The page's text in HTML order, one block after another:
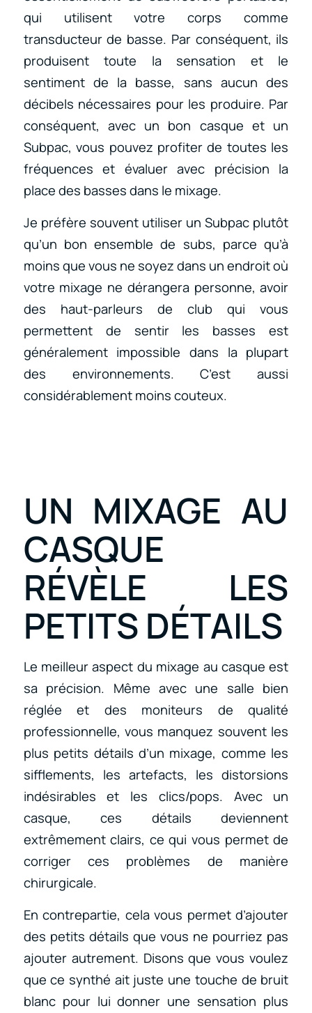
qui utilisent votre corps comme
transducteur de basse. Par conséquent, ils
produisent toute la sensation et le
sentiment de la basse, sans aucun des
décibels nécessaires pour les produire. Par
conséquent, avec un bon casque et un
Subpac, vous pouvez profiter de toutes les
fréquences et évaluer avec précision la
place des basses dans le mixage.
Je préfère souvent utiliser un Subpac plutôt
qu’un bon ensemble de subs, parce qu’à
moins que vous ne soyez dans un endroit où
votre mixage ne dérangera personne, avoir
des haut-parleurs de club qui vous
permettent de sentir les basses est
généralement impossible dans la plupart
des environnements. C’est aussi
considérablement moins couteux.
UN MIXAGE AU
CASQUE
RÉVÈLE LES
PETITS DÉTAILS
Le meilleur aspect du mixage au casque est
sa précision. Même avec une salle bien
réglée et des moniteurs de qualité
professionnelle, vous manquez souvent les
plus petits détails d’un mixage, comme les
sifflements, les artefacts, les distorsions
indésirables et les clics/pops. Avec un
casque, ces détails deviennent
extrêmement clairs, ce qui vous permet de
corriger ces problèmes de manière
chirurgicale.
En contrepartie, cela vous permet d’ajouter
des petits détails que vous ne pourriez pas
ajouter autrement. Disons que vous voulez
que ce synthé ait juste une touche de bruit
blanc pour lui donner une sensation plus